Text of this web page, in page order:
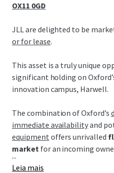
OX11 0GD
JLL are delighted to be
or for lease.
This asset is a truly unique
significant holding on
innovation campus, Harwell.
The combination of Oxford’s
immediate availabilityand
equipment offers unrivalled
marketfor an incoming
...
Leia mais